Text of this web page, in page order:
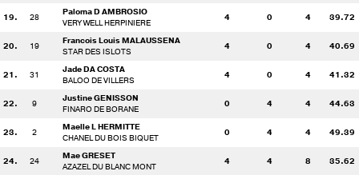
19. 28
Paloma D AMBROSIO
VERY WELL HERPINIERE
4 0 4 39.72
20. 19
Francois Louis MALAUSSENA
STAR DES ISLOTS
4 0 4 40.69
21. 31
Jade DA COSTA
BALOO DE VILLERS
4 0 4 41.32
22. 9
Justine GENISSON
FINARO DE BORANE
0 4 4 44.63
23. 2
Maelle L HERMITTE
CHANEL DU BOIS BIQUET
0 4 4 49.39
24. 24
Mae GRESET
AZAZEL DU BLANC MONT
4 4 8 35.62